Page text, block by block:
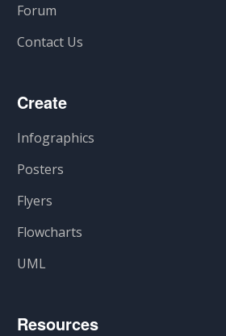
Forum
Contact Us
Create
Infographics
Posters
Flyers
Flowcharts
UML
Resources